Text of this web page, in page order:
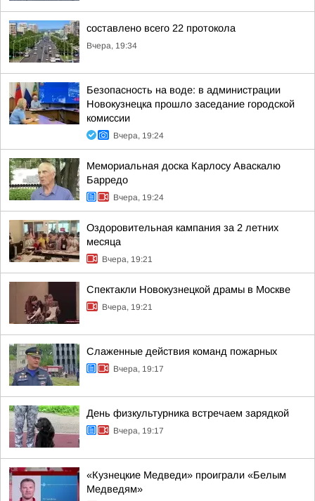
составлено всего 22 протокола
Вчера, 19:34
Безопасность на воде: в администрации
Новокузнецка прошло заседание городской
комиссии
Вчера, 19:24
Мемориальная доска Карлосу Аваскалю
Барредо
Вчера, 19:24
Оздоровительная кампания за 2 летних
месяца
Вчера, 19:21
Спектакли Новокузнецкой драмы в Москве
Вчера, 19:21
Слаженные действия команд пожарных
Вчера, 19:17
День физкультурника встречаем зарядкой
Вчера, 19:17
«Кузнецкие Медведи» проиграли «Белым
Медведям»